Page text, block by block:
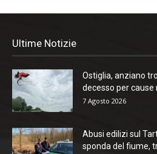
Ultime Notizie
Ostiglia, anziano
decesso per cause
7 Agosto 2026
Abusi edilizi sul
sponda del fiume,